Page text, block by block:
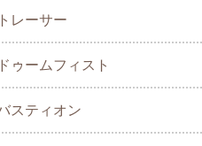
トレーサー
ドゥームフィスト
スティオン